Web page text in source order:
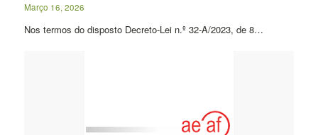
Março 16, 2026
Nos termos do disposto Decreto-Lei n.º 32-A/2023, de 8…